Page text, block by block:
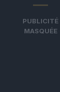
PUBLICITÉ
MASQUÉE